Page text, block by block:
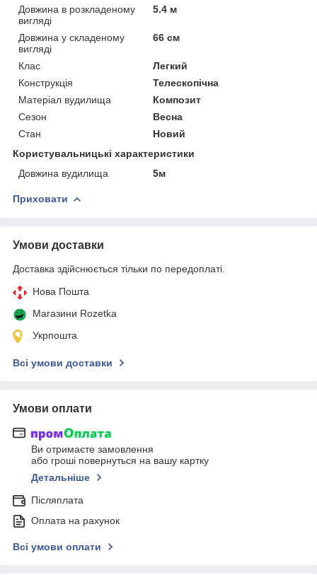
Довжина в розкладеному
вигляді
5.4 м
Довжина у складеному
вигляді
66 см
Клас
Легкий
Конструкція
Телескопічна
Матеріал вудилища
Композит
Сезон
Весна
Стан
Новий
Користувальницькі характеристики
Довжина вудилища
5м
Приховати
Умови доставки
Доставка здійснюється тільки по передоплаті.
Нова Пошта
Магазини Rozetka
Укрпошта
Всі умови доставки
Умови оплати
Ви отримаєте замовлення
або гроші повернуться на вашу картку
Детальніше
Післяплата
Оплата на рахунок
Всі умови оплати